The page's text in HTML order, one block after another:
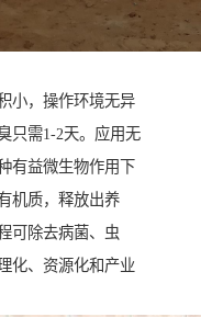
小，操作环境无异
只需1-2天。应用无
有益微生物作用下
机质，释放出养
可除去病菌、虫
化、资源化和产业